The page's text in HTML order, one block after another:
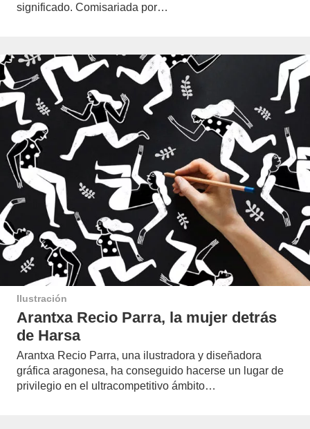
significado. Comisariada por…
Ilustración
Arantxa Recio Parra, la mujer detrás
de Harsa
Arantxa Recio Parra, una ilustradora y diseñadora
gráfica aragonesa, ha conseguido hacerse un lugar de
privilegio en el ultracompetitivo ámbito…